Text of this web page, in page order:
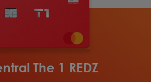
The 1 REDZ